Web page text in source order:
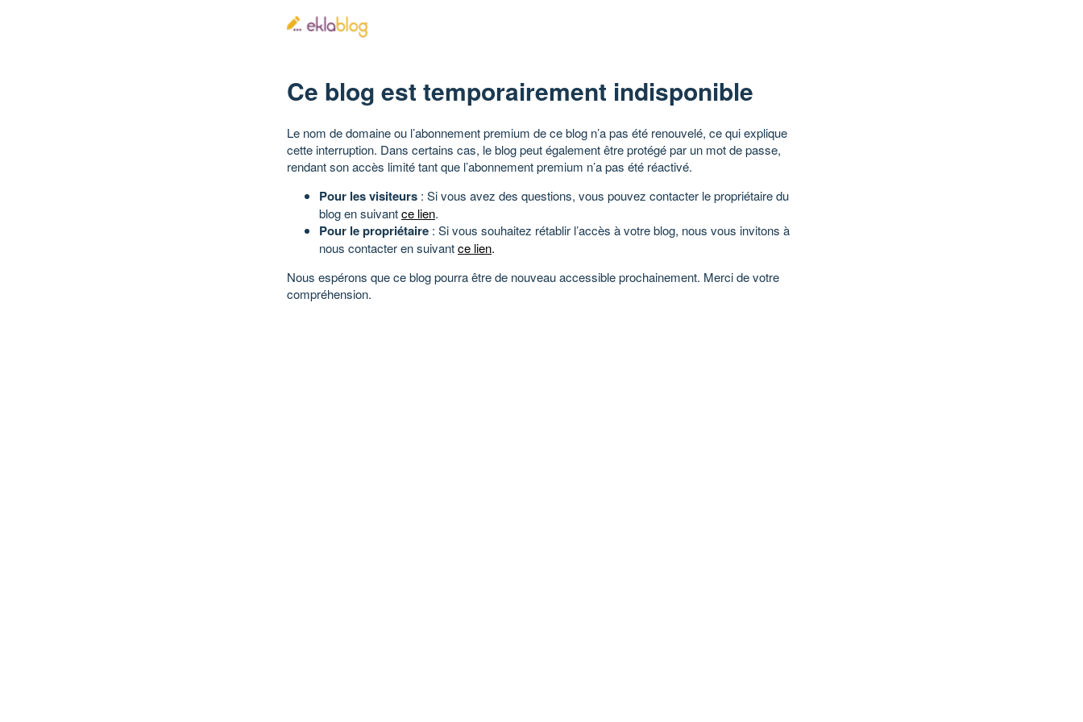
Ce blog est temporairement indisponible
Le nom de domaine ou l’abonnement premium de ce blog n’a pas été renouvelé, ce qui explique
cette interruption. Dans certains cas, le blog peut également être protégé par un mot de passe,
rendant son accès limité tant que l’abonnement premium n’a pas été réactivé.
Pour les visiteurs : Si vous avez des questions, vous pouvez contacter le propriétaire du
blog en suivantce lien.
Pour le propriétaire : Si vous souhaitez rétablir l’accès à votre blog, nous vous invitons à
nous contacter en suivantce lien.
Nous espérons que ce blog pourra être de nouveau accessible prochainement. Merci de votre
compréhension.